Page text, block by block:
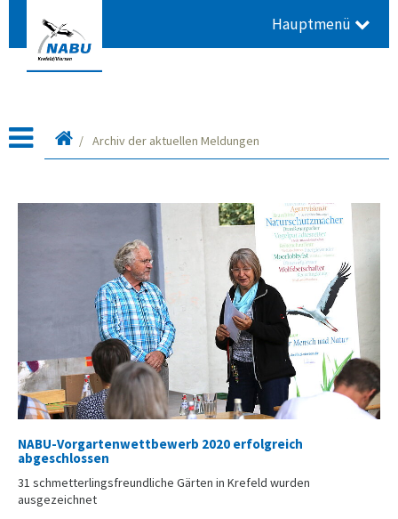
Hauptmenü
Startseite
Archiv der aktuellen Meldungen
NABU-Vorgartenwettbewerb 2020 erfolgreich
abgeschlossen
31 schmetterlingsfreundliche Gärten in Krefeld wurden
ausgezeichnet